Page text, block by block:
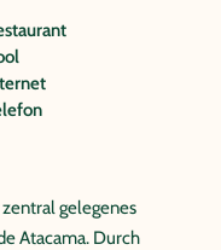
gelegenes
Atacama. Durch